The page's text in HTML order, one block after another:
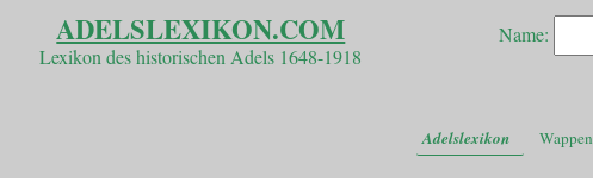
ADELSLEXIKON.COM
Lexikon des historischen Adels 1648-1918
Name:
Adelslexikon Wappen